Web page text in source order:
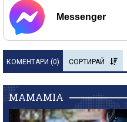
Messenger
КОМЕНТАРИ (0) СОРТИРАЙ
MAMAMIA